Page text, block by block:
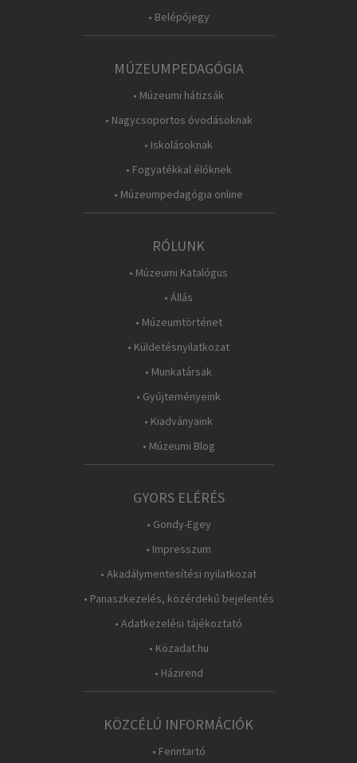
• Belépőjegy
MÚZEUMPEDAGÓGIA
• Múzeumi hátizsák
• Nagycsoportos óvodásoknak
• Iskolásoknak
• Fogyatékkal élőknek
• Múzeumpedagógia online
RÓLUNK
• Múzeumi Katalógus
• Állás
• Múzeumtörténet
• Küldetésnyilatkozat
• Munkatársak
• Gyűjteményeink
• Kiadványaink
• Múzeumi Blog
GYORS ELÉRÉS
• Gondy-Egey
• Impresszum
• Akadálymentesítési nyilatkozat
• Panaszkezelés, közérdekű bejelentés
• Adatkezelési tájékoztató
• Közadat.hu
• Házirend
KÖZCÉLÚ INFORMÁCIÓK
• Fenntartó